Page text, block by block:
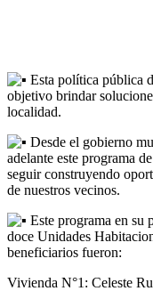
Esta política pública
objetivo brindar
localidad.
Desde el gobierno
adelante este programa
seguir construyendo
de nuestros vecinos.
Este programa en su
doce Unidades
beneficiarios fueron:
Vivienda N°1: Celeste